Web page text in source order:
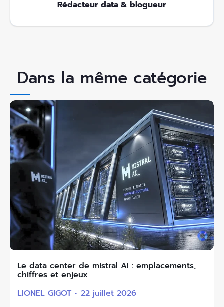
Rédacteur data & blogueur
Dans la même catégorie
Le data center de mistral AI : emplacements,
chiffres et enjeux
LIONEL GIGOT
22 juillet 2026